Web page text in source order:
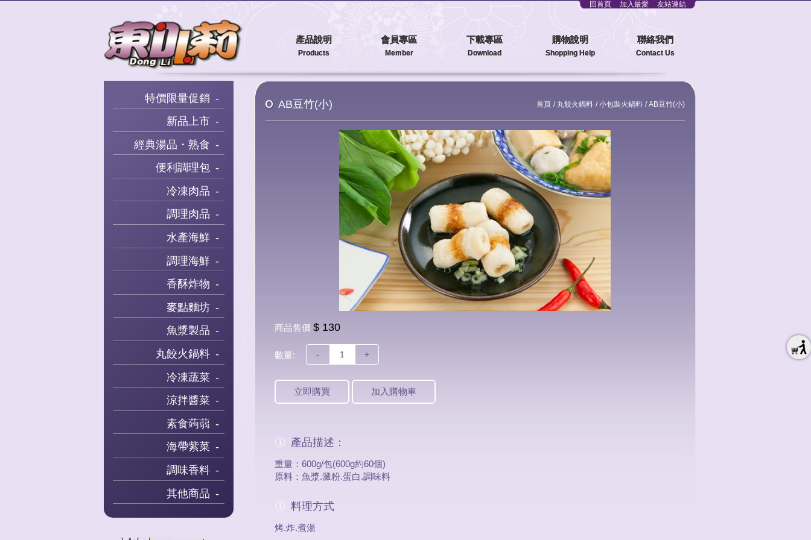
回首頁 加入最愛 友站連結
產品說明
Products
會員專區
Member
下載專區
Download
購物說明
Shopping Help
聯絡我們
Contact Us
特價限量促銷
新品上市
經典湯品・熟食
便利調理包
冷凍肉品
調理肉品
水產海鮮
調理海鮮
香酥炸物
麥點麵坊
魚漿製品
丸餃火鍋料
冷凍蔬菜
涼拌醬菜
素食蒟蒻
海帶紫菜
調味香料
其他商品
AB豆竹(小) 首頁 丸餃火鍋料 小包裝火鍋料 AB豆竹(小)
商品售價 $ 130
數量: - +
立即購買 加入購物車
產品描述：
重量：600g/包(600g約60個)
原料：魚漿.澱粉.蛋白.調味料
料理方式
烤.炸.煮湯